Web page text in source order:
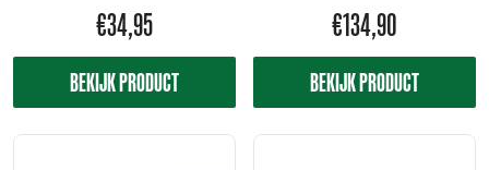
€34,95
BEKIJK PRODUCT
€134,90
BEKIJK PRODUCT